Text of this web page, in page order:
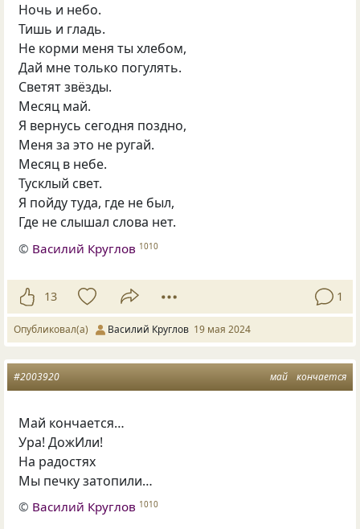
Ночь и небо.
Тишь и гладь.
Не корми меня ты хлебом,
Дай мне только погулять.
Светят звёзды.
Месяц май.
Я вернусь сегодня поздно,
Меня за это не ругай.
Месяц в небе.
Тусклый свет.
Я пойду туда, где не был,
Где не слышал слова нет.
© Василий Круглов 1010
13 1
Опубликовал(а) Василий Круглов 19 мая 2024
май кончается
#2003920
Май кончается…
Ура! ДожИли!
На радостях
Мы печку затопили…
© Василий Круглов 1010